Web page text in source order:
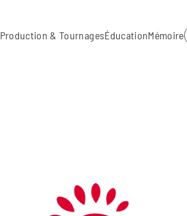
Production & TournagesÉducationMémoire